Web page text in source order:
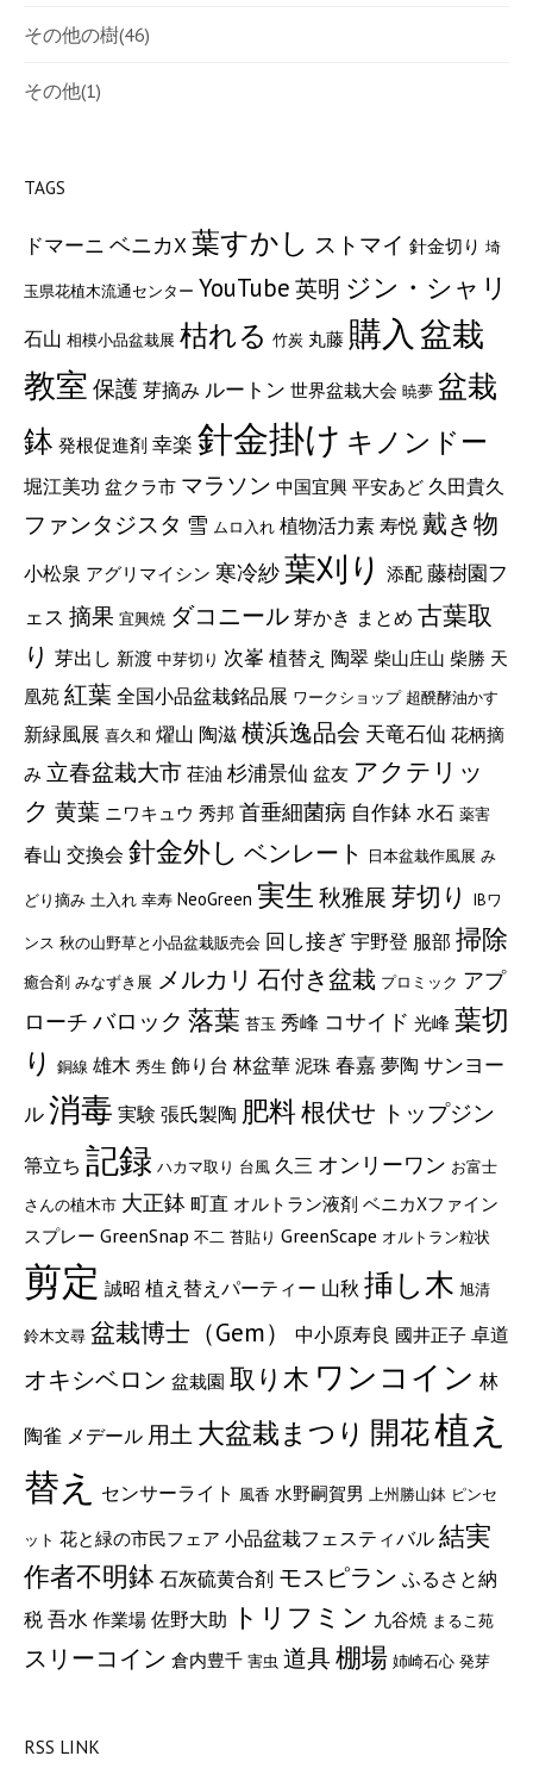
その他の樹(46)
その他(1)
TAGS
ドマーニ ベニカX葉すかし ストマイ 針金切り 埼
玉県花植木流通センター YouTube 英明 ジン・シャリ
石山 相模小品盆栽展 枯れる 竹炭 丸藤 購入 盆栽
教室 保護 芽摘み ルートン 世界盆栽大会 暁夢 盆栽
鉢 発根促進剤 幸楽 針金掛け キノンドー
堀江美功 盆クラ市 マラソン 中国宜興 平安あど 久田貴久
ファンタジスタ 雪 ムロ入れ 植物活力素 寿悦 戴き物
小松泉 アグリマイシン 寒冷紗葉刈り 添配 藤樹園フ
ェス 摘果 宜興焼 ダコニール 芽かき まとめ 古葉取
り 芽出し 新渡 中芽切り 次峯 植替え 陶翠 柴山庄山 柴勝 天
凰苑 紅葉 全国小品盆栽銘品展 ワークショップ 超醗酵油かす
新緑風展 喜久和 燿山 陶滋横浜逸品会 天竜石仙 花柄摘
み 立春盆栽大市 荏油 杉浦景仙 盆友 アクテリッ
ク 黄葉 ニワキュウ 秀邦 首垂細菌病 自作鉢 水石 薬害
春山 交換会 針金外し ベンレート 日本盆栽作風展 み
どり摘み 土入れ 幸寿 NeoGreen 実生 秋雅展 芽切り
IBワ
ンス 秋の山野草と小品盆栽販売会 回し接ぎ宇野登 服部 掃除
癒合剤 みなずき展 メルカリ 石付き盆栽 プロミック アプ
ローチ バロック 落葉 苔玉 秀峰 コサイド 光峰 葉切
り 銅線 雄木 秀生 飾り台 林盆華 泥珠 春嘉 夢陶 サンヨー
ル消毒 実験 張氏製陶 肥料根伏せ トップジン
箒立ち 記録 ハカマ取り 台風 久三 オンリーワン お富士
さんの植木市 大正鉢町直 オルトラン液剤 ベニカXファイン
スプレー GreenSnap 不二 苔貼り GreenScape オルトラン粒状
剪定 誠昭 植え替えパーティー 山秋 挿し木 旭清
鈴木文尋 盆栽博士（Gem） 中小原寿良 國井正子 卓道
オキシベロン 盆栽園 取り木 ワンコイン 林
陶雀 メデール 用土 大盆栽まつり 開花植え
替え
センサーライト 風香 水野嗣賀男 上州勝山鉢 ピンセ
ット 花と緑の市民フェア 小品盆栽フェスティバル結実
作者不明鉢 石灰硫黄合剤 モスピラン ふるさと納
税吾水 作業場 佐野大助 トリフミン 九谷焼 まるこ苑
スリーコイン 倉内豊千 害虫 道具棚場 姉崎石心 発芽
RSS LINK